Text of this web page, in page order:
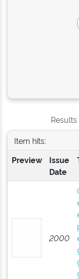
Item hits:
Preview
Issue
Date
2000